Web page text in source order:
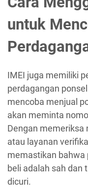
untuk
IMEI juga memiliki
perdagangan
mencoba menjual
akan meminta
Dengan memeriksa
atau layanan
memastikan bahwa
beli adalah sah dan
dicuri.